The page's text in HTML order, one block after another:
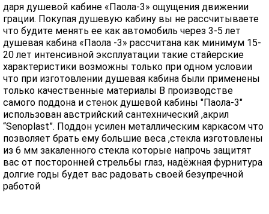
даря душевой кабине «Паола-3» ощущения движении
грации. Покупая душевую кабину вы не рассчитываете
что будите менять ее как автомобиль через 3-5 лет
душевая кабина «Паола -3» рассчитана как минимум 15-
20 лет интенсивной эксплуатации такие стайерские
характеристики возможны только при одном условии
что при изготовлении душевая кабина были применены
только качественные материалы В производстве
самого поддона и стенок душевой кабины "Паола-3"
использован австрийский сантехнический ,акрил
“Senoplast”. Поддон усилен металлическим каркасом что
позволяет брать ему большие веса ,стекла изготовлены
из 6 мм закаленного стекла которые напрочь защитят
вас от посторонней стрельбы глаз, надёжная фурнитура
долгие годы будет вас радовать своей безупречной
работой